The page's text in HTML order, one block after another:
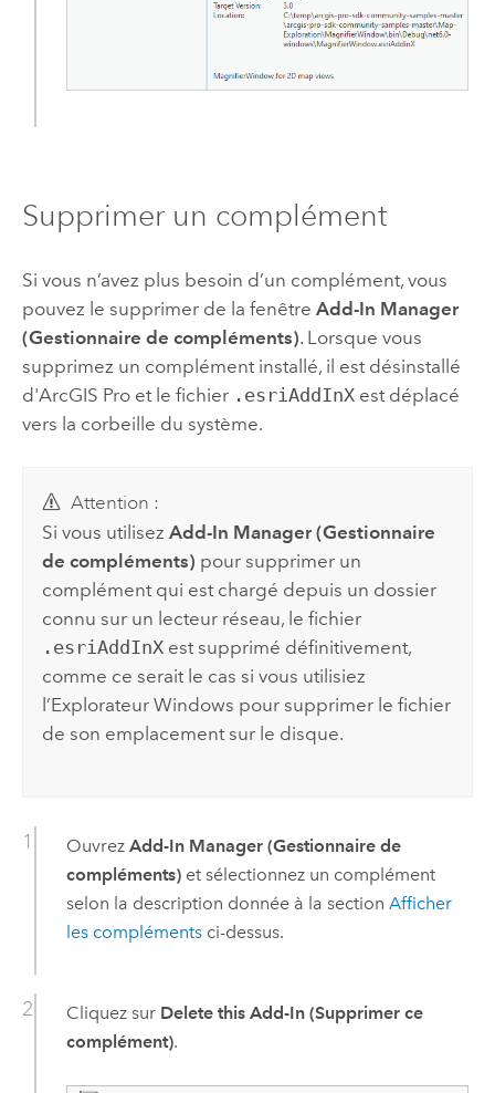
Supprimer un complément
Si vous n’avez plus besoin d’un complément, vous
pouvez le supprimer de la fenêtre Add-In Manager
(Gestionnaire de compléments). Lorsque vous
supprimez un complément installé, il est désinstallé
d'ArcGIS Proet le fichier .esriAddInXest déplacé
vers la corbeille du système.
Attention :
Si vous utilisezAdd-In Manager (Gestionnaire
de compléments) pour supprimer un
complément qui est chargé depuis un dossier
connu sur un lecteur réseau, le fichier
.esriAddInX est supprimé définitivement,
comme ce serait le cas si vous utilisiez
l’ExplorateurWindows pour supprimer le fichier
de son emplacement sur le disque.
Ouvrez Add-In Manager (Gestionnaire de
compléments)et sélectionnez un complément
selon la description donnée à la section Afficher
les complémentsci-dessus.
Cliquez sur Delete this Add-In (Supprimer ce
complément).